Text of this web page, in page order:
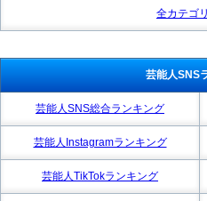
全カテゴ
芸能人SNS
芸能人SNS総合ランキング
芸能人Instagramランキング
芸能人TikTokランキング